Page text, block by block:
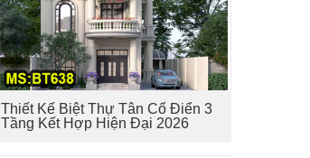
Thiết Kế Biệt Thự Tân Cổ Điển 3
Tầng Kết Hợp Hiện Đại 2026